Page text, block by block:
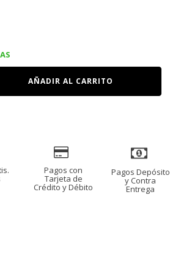
AÑADIR AL CARRITO
Pagos con
Tarjeta de
Crédito y Débito
Pagos Depósito
y Contra
Entrega